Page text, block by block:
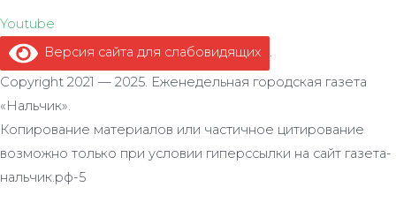
Youtube
Версия сайта для слабовидящих
.
Copyright 2021 — 2025. Еженедельная городская газета
«Нальчик».
Копирование материалов или частичное цитирование
возможно только при условии гиперссылки на сайт газета-
нальчик.рф-5